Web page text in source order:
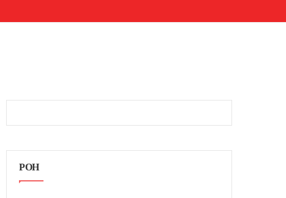
ΡΟΗ